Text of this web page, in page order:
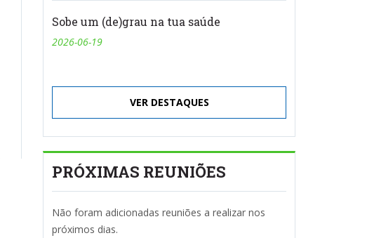
Sobe um (de)grau na tua saúde
2026-06-19
VER DESTAQUES
PRÓXIMAS REUNIÕES
Não foram adicionadas reuniões a realizar nos
próximos dias.